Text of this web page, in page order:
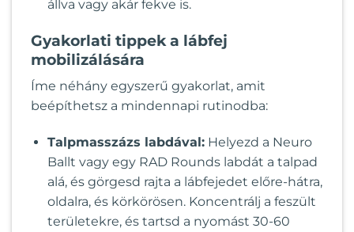
állva vagy akár fekve is.
Gyakorlati tippek a lábfej
mobilizálására
Íme néhány egyszerű gyakorlat, amit
beépíthetsz a mindennapi rutinodba:
Talpmasszázs labdával:Helyezd a Neuro
Ballt vagy egy RAD Rounds labdát a talpad
alá, és görgesd rajta a lábfejedet előre-hátra,
oldalra, és körkörösen. Koncentrálj a feszült
területekre, és tartsd a nyomást 30-60